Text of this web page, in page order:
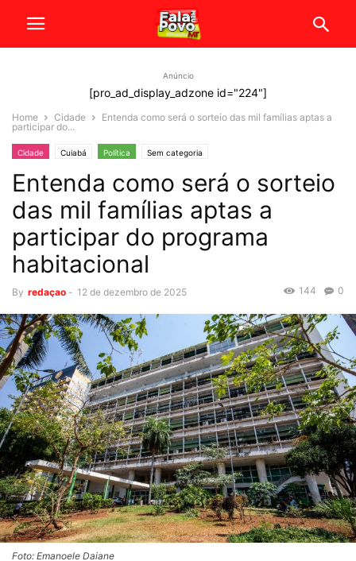
Anúncio
[pro_ad_display_adzone id="224"]
Home Cidade
Entenda como será o sorteio das mil famílias aptas a
participar do...
Cidade Cuiabá Política Sem categoria
Entenda como será o sorteio
das mil famílias aptas a
participar do programa
habitacional
By redaçao - 12 de dezembro de 2025 0
144
Foto: Emanoele Daiane